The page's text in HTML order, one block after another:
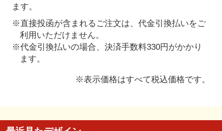
ます。
※直接投函が含まれるご注文は、代金引換払いをご
利用いただけません。
※代金引換払いの場合、決済手数料330円がかかり
ます。
※表示価格はすべて税込価格です。